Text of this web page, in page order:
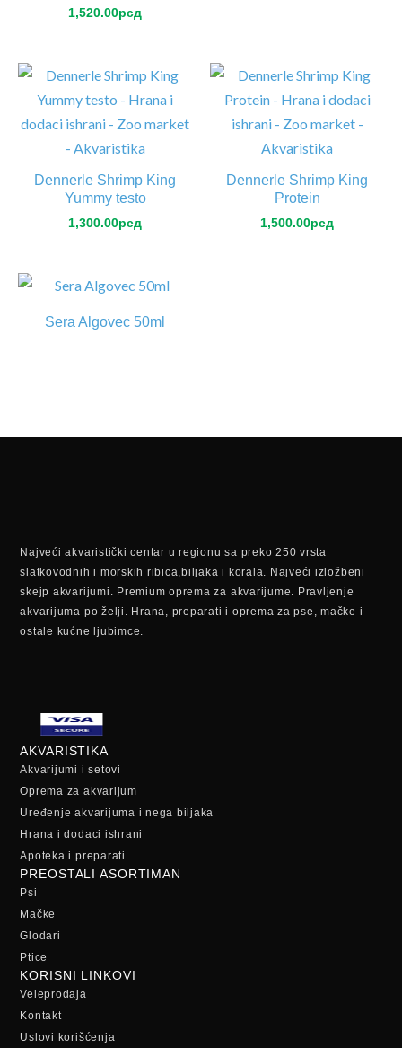
1,520.00рсд
Dennerle Shrimp King
Yummy testo
1,300.00рсд
Dennerle Shrimp King
Protein
1,500.00рсд
Sera Algovec 50ml
Najveći akvaristički centar u regionu sa preko 250 vrsta
slatkovodnih i morskih ribica,biljaka i korala. Najveći izložbeni
skejp akvarijumi. Premium oprema za akvarijume. Pravljenje
akvarijuma po želji. Hrana, preparati i oprema za pse, mačke i
ostale kućne ljubimce.
AKVARISTIKA
Akvarijumi i setovi
Oprema za akvarijum
Uređenje akvarijuma i nega biljaka
Hrana i dodaci ishrani
Apoteka i preparati
PREOSTALI ASORTIMAN
Psi
Mačke
Glodari
Ptice
KORISNI LINKOVI
Veleprodaja
Kontakt
Uslovi korišćenja